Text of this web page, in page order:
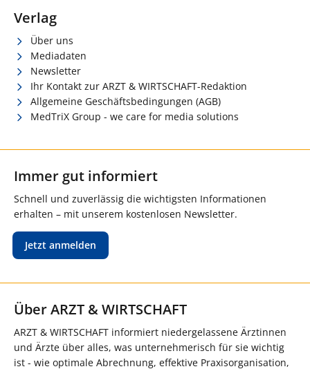
Verlag
Über uns
Mediadaten
Newsletter
Ihr Kontakt zur ARZT & WIRTSCHAFT-Redaktion
Allgemeine Geschäftsbedingungen (AGB)
MedTriX Group - we care for media solutions
Immer gut informiert
Schnell und zuverlässig die wichtigsten Informationen
erhalten – mit unserem kostenlosen Newsletter.
Jetzt anmelden
Über ARZT & WIRTSCHAFT
ARZT & WIRTSCHAFT informiert niedergelassene Ärztinnen
und Ärzte über alles, was unternehmerisch für sie wichtig
ist - wie optimale Abrechnung, effektive Praxisorganisation,